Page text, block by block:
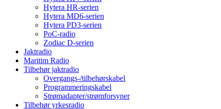
Hytera HR-serien
Hytera MD6-serien
Hytera PD3-serien
PoC-radio
Zodiac D-serien
Jaktradio
Maritim Radio
Tilbehør jaktradio
Overgangs-/tilbehørskabel
Programmeringskabel
Strømadapter/strømforsyner
Tilbehør yrkesradio